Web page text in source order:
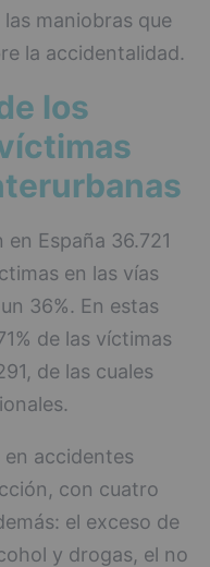
maniobras que
la accidentalidad.
los
España 36.721
en las vías
36%. En estas
de las víctimas
de las cuales
accidentes
con cuatro
el exceso de
y drogas, el no